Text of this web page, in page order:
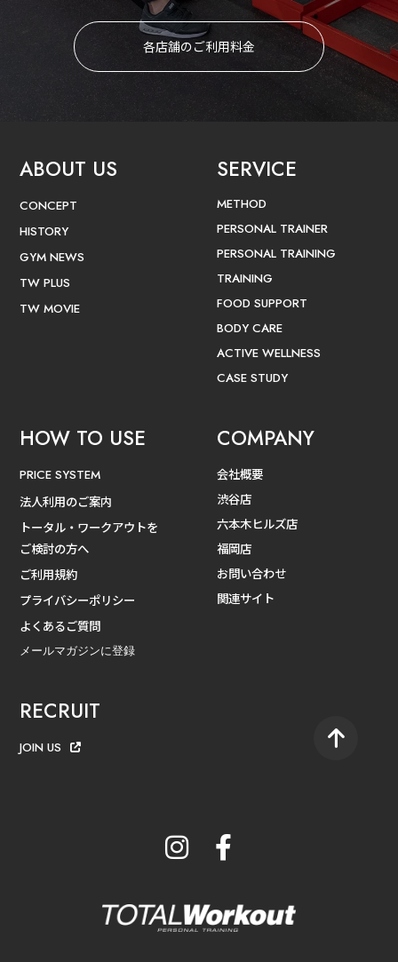
各店舗のご利用料金
ABOUT US
CONCEPT
HISTORY
GYM NEWS
TW PLUS
TW MOVIE
SERVICE
METHOD
PERSONAL TRAINER
PERSONAL TRAINING
TRAINING
FOOD SUPPORT
BODY CARE
ACTIVE WELLNESS
CASE STUDY
HOW TO USE
PRICE SYSTEM
法人利用のご案内
トータル・ワークアウトを
ご検討の方へ
ご利用規約
プライバシーポリシー
よくあるご質問
メールマガジンに登録
COMPANY
会社概要
渋谷店
六本木ヒルズ店
福岡店
お問い合わせ
関連サイト
RECRUIT
JOIN US